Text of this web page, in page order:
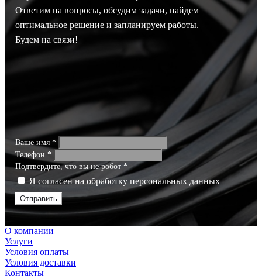
Ответим на вопросы, обсудим задачи, найдем
оптимальное решение и запланируем работы.
Будем на связи!
Ваше имя *
Телефон *
Подтвердите, что вы не робот *
Я согласен на обработку персональных данных
Отправить
О компании
Услуги
Условия оплаты
Условия доставки
Контакты